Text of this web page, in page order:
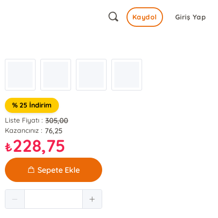
Giriş Yap
Kaydol
% 25 İndirim
Liste Fiyatı : 305,00
Kazancınız : 76,25
₺228,75
Sepete Ekle